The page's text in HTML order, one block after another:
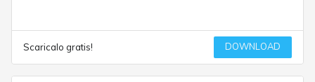
Scaricalo gratis! DOWNLOAD